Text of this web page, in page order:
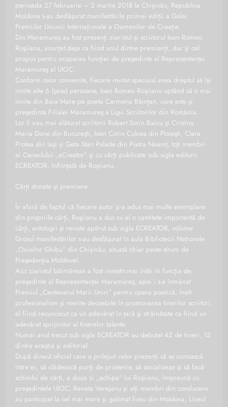
perioada 27 februarie – 2 martie 2018 la Chişinău, Republica
Moldova s-au desfăşurat manifestările primei ediţii a Galei
Premiilor Uniunii Internaţionale a Oamenilor de Creaţie.
Din Maramureş au fost prezenţi ziaristul şi scriitorul Ioan Romeo
Roşiianu, anunţat deja ca fiind unul dintre premianţi, dar şi cel
propus pentru ocuparea funcţiei de preşedinte al Reprezentanţei
Maramureş al UIOC.
Conform celor convenite, fiecare invitat specuial avea dreptul să îşi
invite alte 6 (şase) persoane, Ioan Romeo Roşiianu optând să o mai
invite din Baia Mare pe poeta Carmena Băinţan, care este şi
preşedinta Filialei Maramureş a Ligii Scriitorilor din România.
Lor li s-au mai alăturat scriitorii Robert Sorin Baicu şi Cristina
Maria Done din Bucureşti, Ioan Corin Culcea din Ploieşti, Clara
Protea din Iaşi şi Geta Stan Palade din Piatra Neamţ, toţi membri
ai Cenaclului „eCreator” şi cu cărţi publicate sub sigla editurii
ECREATOR, înfiinţată de Roşiianu.
Cărţi donate şi premiere
În afară de faptul că fiecare autor şi-a adus mai multe exemplare
din propriile cărţi, Roşiianu a dus cu el o cantitate importantă de
cărţi, antologii şi reviste apărut sub sigla ECREATOR, volume
Grosul manifestărilor s-au desfăşurat în aula Bibliotecii Naţionale
„Onisifor Ghibu” din Chişinău, situată chiar peste drum de
Preşedenţia Moldovei.
Aici ziaristul băimărean a fost investit mai întâi în funcţia de
preşedinte al Reprezentanţei Maramureş, apoi i s-a înmânat
Premiul „Centenarul Marii Uniri” pentru opera poetică, înalt
profesionalism şi merite deosebite în promovarea tinerilor scriitori,
el fiind recunoscut ca un adevărat în ţară şi străinătate ca fiind un
adevărat sprijinitor al tinerelor talente.
Numai anul trecut sub sigla ECREATOR au debutat 42 de tineri, 12
dintre aceştia şi editorial.
După dineul oficial care a prilejuit celor prezenţi să se cunoască
între ei, să clădească punţi de prietenie, să socializeze şi să facă
schimbi de cărţi, a doua zi „echipa” lui Roşiianu, împreună cu
preşedintele UIOC, Renata Verejanu şi alţi membri din conducere
au participat la cel mai mare şi galonat liceu din Moldova, Liceul